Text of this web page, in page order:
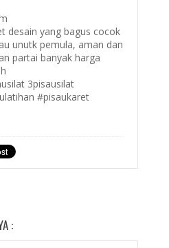
desain yang bagus cocok
unutk pemula, aman dan
partai banyak harga
3pisausilat
#pisaukaret
: